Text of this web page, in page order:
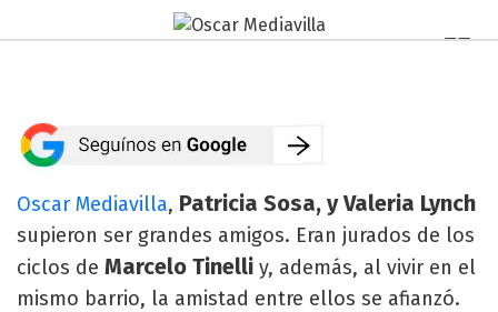
Oscar Mediavilla, Patricia Sosa, y Valeria Lynch
supieron ser grandes amigos. Eran jurados de los
ciclos de Marcelo Tinelli y, además, al vivir en el
mismo barrio, la amistad entre ellos se afianzó.